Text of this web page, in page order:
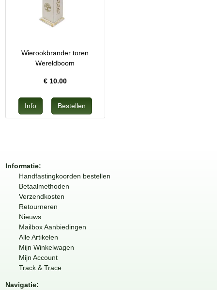
Wierookbrander toren
Wereldboom
€ 10.00
Informatie:
Handfastingkoorden bestellen
Betaalmethoden
Verzendkosten
Retourneren
Nieuws
Mailbox Aanbiedingen
Alle Artikelen
Mijn Winkelwagen
Mijn Account
Track & Trace
Navigatie: